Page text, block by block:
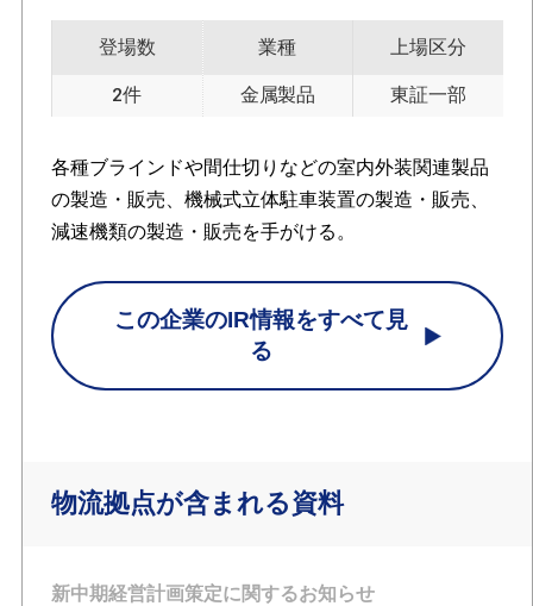
登場数
2件
業種
金属製品
上場区分
東証一部
各種ブラインドや間仕切りなどの室内外装関連製品
の製造・販売、機械式立体駐車装置の製造・販売、
減速機類の製造・販売を手がける。
この企業のIR情報をすべて見
る
物流拠点が含まれる資料
新中期経営計画策定に関するお知らせ